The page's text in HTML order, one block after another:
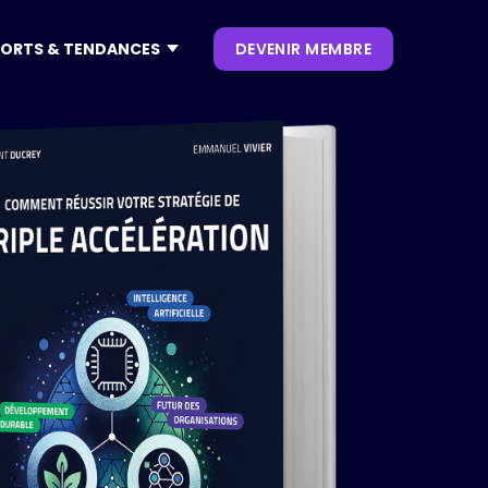
KEYNOTES
CES
VIVATECH
CLIENT
& TENDANCES
CONTENUS
LIVRES BLANCS
OUVRAGES
HUB LANDSCAPE :
CARTOGRAPHIE DES
OUTILS IA GÉNÉRATIVE
DEVENIR MEMBRE